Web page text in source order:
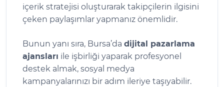
içerik stratejisi oluşturarak takipçilerin ilgisini
çeken paylaşımlar yapmanız önemlidir.
Bunun yanı sıra, Bursa’da dijital pazarlama
ajansları ile işbirliği yaparak profesyonel
destek almak, sosyal medya
kampanyalarınızı bir adım ileriye taşıyabilir.